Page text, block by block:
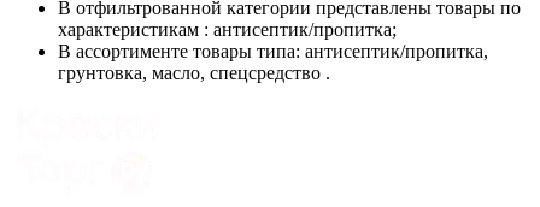
В отфильтрованной категории представлены товары по
характеристикам : антисептик/пропитка;
В ассортименте товары типа: антисептик/пропитка,
грунтовка, масло, спецсредство .